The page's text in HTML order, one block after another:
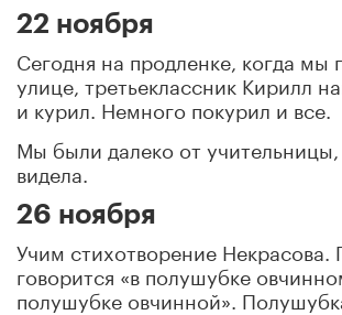
22 ноября
Сегодня на продленке, когда мы
улице, третьеклассник Кирилл
и курил. Немного покурил и все.
Мы были далеко от
видела.
26 ноября
Учим стихотворение Некрасова.
говорится «в полушубке
полушубке овчинной».